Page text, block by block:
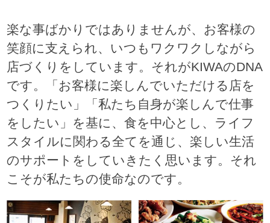
楽な事ばかりではありませんが、お客様の
笑顔に支えられ、いつもワクワクしながら
店づくりをしています。それがKIWAのDNA
です。「お客様に楽しんでいただける店を
つくりたい」「私たち自身が楽しんで仕事
をしたい」を基に、食を中心とし、ライフ
スタイルに関わる全てを通じ、楽しい生活
のサポートをしていきたく思います。それ
こそが私たちの使命なのです。